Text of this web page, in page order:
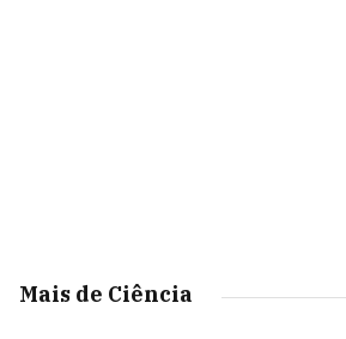
Mais de Ciência